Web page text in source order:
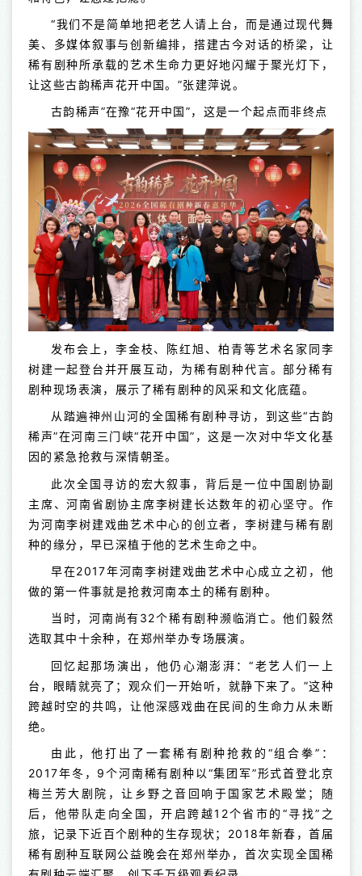
“我们不是简单地把老艺人请上台，而是通过现代舞
美、多媒体叙事与创新编排，搭建古今对话的桥梁，让
稀有剧种所承载的艺术生命力更好地闪耀于聚光灯下，
让这些古韵稀声花开中国。”张建萍说。
古韵稀声”在豫“花开中国 ”，这是一个起点而非终点
发布会上，李金枝、陈红旭、柏青等艺术名家同李
树建一起登台并开展互动，为稀有剧种代言。部分稀有
剧种现场表演，展示了稀有剧种的风采和文化底蕴。
从踏遍神州山河的全国稀有剧种寻访，到这些“古韵
稀声”在河南三门峡“花开中国”，这是一次对中华文化基
因的紧急抢救与深情朝圣。
此次全国寻访的宏大叙事，背后是一位中国剧协副
主席、河南省剧协主席李树建长达数年的初心坚守。作
为河南李树建戏曲艺术中心的创立者，李树建与稀有剧
种的缘分，早已深植于他的艺术生命之中。
早在2017年河南李树建戏曲艺术中心成立之初，他
做的第一件事就是抢救河南本土的稀有剧种。
当时，河南尚有32个稀有剧种濒临消亡。他们毅然
选取其中十余种，在郑州举办专场展演。
回忆起那场演出，他仍心潮澎湃：“老艺人们一上
台，眼睛就亮了；观众们一开始听，就静下来了。”这种
跨越时空的共鸣，让他深感戏曲在民间的生命力从未断
绝。
由此，他打出了一套稀有剧种抢救的“组合拳”：
2017年冬，9个河南稀有剧种以“集团军”形式首登北京
梅兰芳大剧院，让乡野之音回响于国家艺术殿堂；随
后，他带队走向全国，开启跨越12个省市的“寻找”之
旅，记录下近百个剧种的生存现状；2018年新春，首届
稀有剧种互联网公益晚会在郑州举办，首次实现全国稀